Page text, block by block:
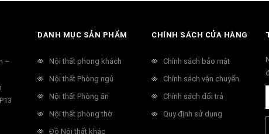
–
DANH MỤC SẢN PHẨM
Nội thất phong khách
Nội thất Phòng ngủ
Nội thất Phòng ăn
Nội thất phòng thờ
Đồ Nội thất khác
CHÍNH SÁCH CỬA HÀNG
Chính sách bảo mật
Chính sách vận chuyển
Chính sách đổi trả
Quy định sử dụng